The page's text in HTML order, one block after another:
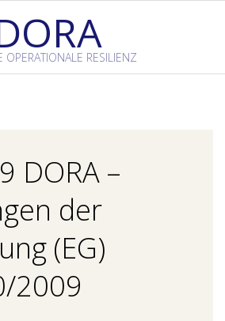
OPERATIONALE RESILIENZ
DORA –
der
(EG)
2009